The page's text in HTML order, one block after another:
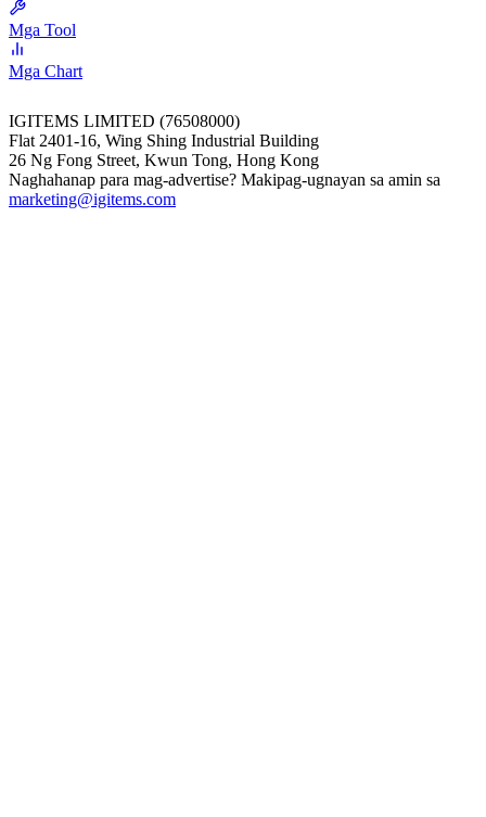
Mga Tool
Mga Chart
IGITEMS LIMITED (76508000)
Flat 2401-16, Wing Shing Industrial Building
26 Ng Fong Street, Kwun Tong, Hong Kong
Naghahanap para mag-advertise? Makipag-ugnayan sa amin sa
marketing@igitems.com